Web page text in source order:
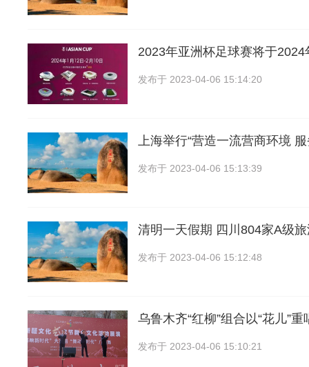
2023年亚洲杯足球赛将于
发布于 2023-04-06 15:14:20
上海举行“营造一流营商环境
发布于 2023-04-06 15:13:39
清明一天假期 四川804家A级
发布于 2023-04-06 15:12:48
乌鲁木齐“红柳”组合以“花儿”重
发布于 2023-04-06 15:10:21